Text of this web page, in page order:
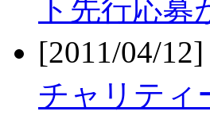
ト先行応募
[2011/04/
チャリティ